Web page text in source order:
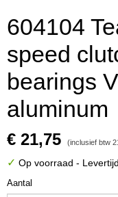
604104
speed
bearings
aluminum
€ 21,75 (inclusief btw
✓ Op voorraad -
Aantal